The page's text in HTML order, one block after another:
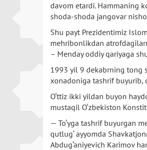
davom etardi. Hammaning
shoda-shoda jangovar
Shu payt Prezidentimiz
mehribonlikdan
– Menday oddiy qariyaga
1993 yil 9 dekabrning tong
xonadoniga tashrif buyurib,
O‘ttiz ikki yildan buyon
mustaqil O‘zbekiston
— To‘yga tashrif buyurgan
qutlug‘ ayyomda
Abdug‘aniyevich Karimov